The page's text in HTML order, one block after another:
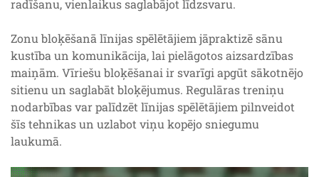
radīšanu, vienlaikus saglabājot līdzsvaru.
Zonu bloķēšanā līnijas spēlētājiem jāpraktizē sānu
kustība un komunikācija, lai pielāgotos aizsardzības
maiņām. Vīriešu bloķēšanai ir svarīgi apgūt sākotnējo
sitienu un saglabāt bloķējumus. Regulāras treniņu
nodarbības var palīdzēt līnijas spēlētājiem pilnveidot
šīs tehnikas un uzlabot viņu kopējo sniegumu
laukumā.